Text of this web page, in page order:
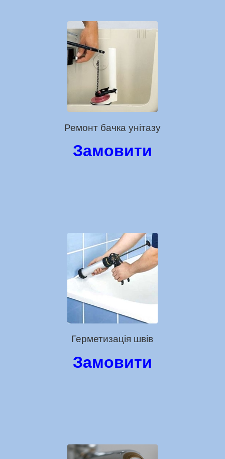
Ремонт бачка унітазу
Замовити
Герметизація швів
Замовити